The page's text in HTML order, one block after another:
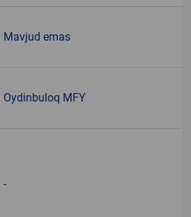
Mavjud emas
Oydinbuloq MFY
-